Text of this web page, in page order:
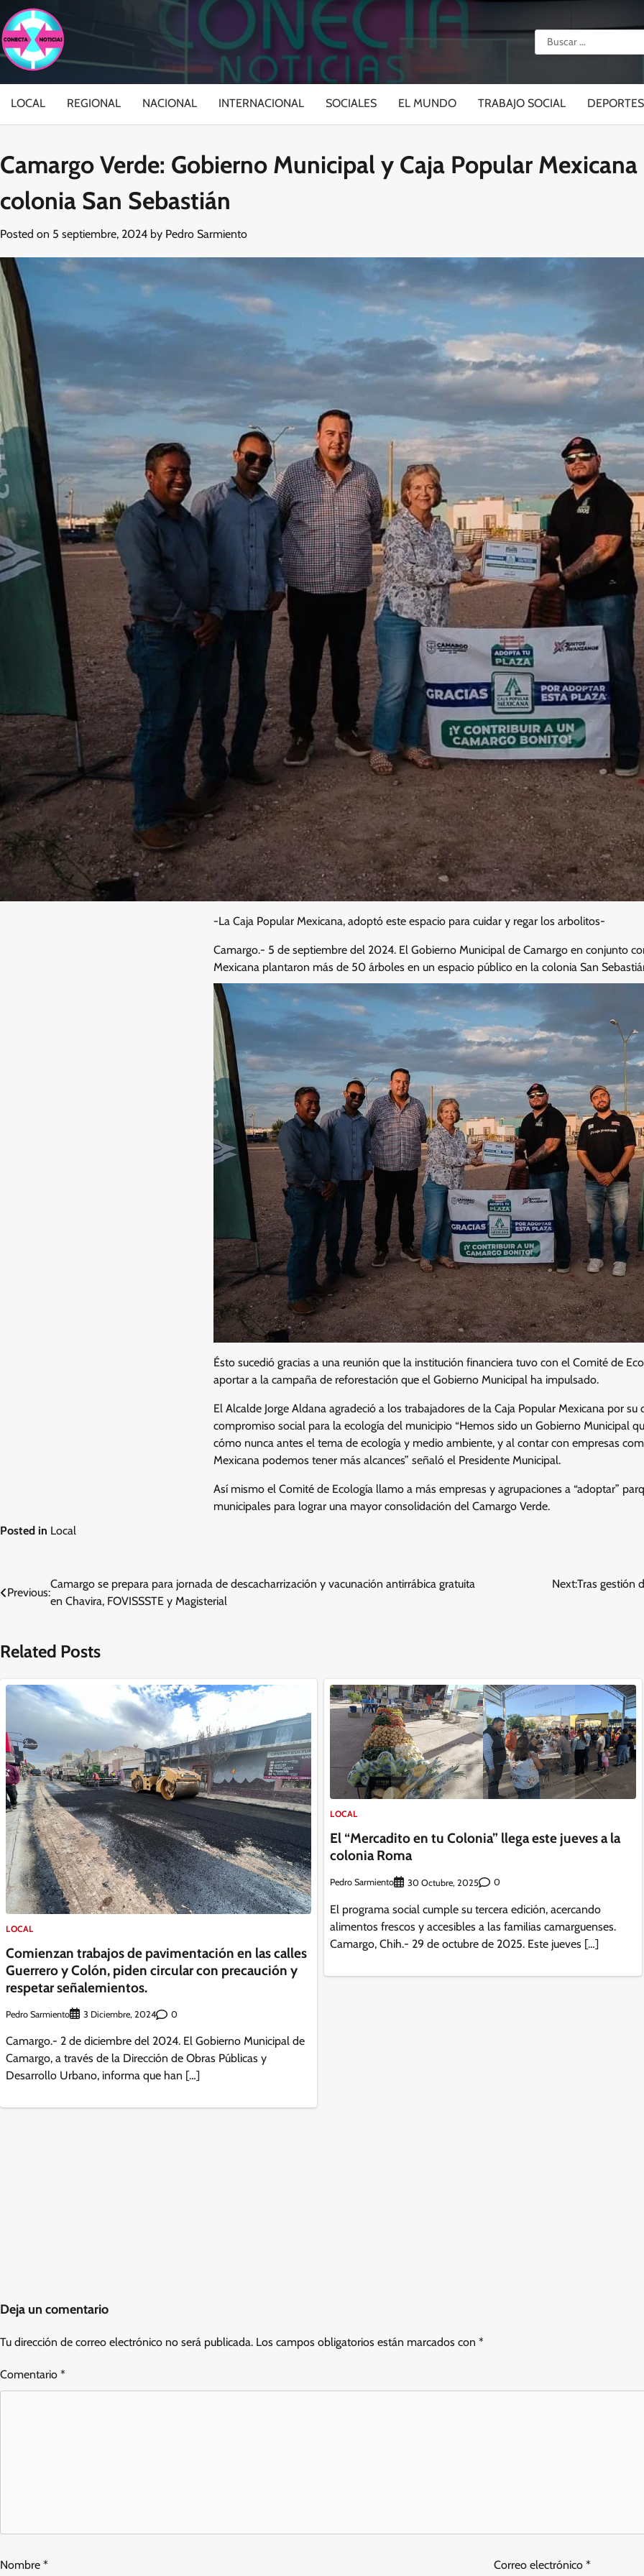
to
content
Buscar:
LOCAL REGIONAL NACIONAL INTERNACIONAL SOCIALES EL MUNDO TRABAJO SOCIAL DEPORTES
Camargo Verde: Gobierno Municipal y Caja Popular
colonia San Sebastián
Posted on 5 septiembre, 2024 by Pedro Sarmiento
-La Caja Popular Mexicana, adoptó este espacio para cuidar y regar los arbolitos-
Camargo.- 5 de septiembre del 2024. El Gobierno Municipal de Camargo en conjunto
Mexicana plantaron más de 50 árboles en un espacio público en la colonia San
Ésto sucedió gracias a una reunión que la institución financiera tuvo con el Comité de
aportar a la campaña de reforestación que el Gobierno Municipal ha impulsado.
El Alcalde Jorge Aldana agradeció a los trabajadores de la Caja Popular Mexicana por su
compromiso social para la ecología del municipio “Hemos sido un Gobierno Municipal
cómo nunca antes el tema de ecología y medio ambiente, y al contar con empresas
Mexicana podemos tener más alcances” señaló el Presidente Municipal.
Así mismo el Comité de Ecología llamo a más empresas y agrupaciones a “adoptar”
municipales para lograr una mayor consolidación del Camargo Verde.
Posted in Local
Navegación
entradas
Previous:
Camargo se prepara para jornada de descacharrización y vacunación antirrábica gratuita
en Chavira, FOVISSSTE y Magisterial
Next:Tras gestión
Related Posts
LOCAL
Comienzan trabajos de pavimentación en las calles
Guerrero y Colón, piden circular con precaución y
respetar señalemientos.
Pedro Sarmiento 3 Diciembre, 2024 0
Camargo.- 2 de diciembre del 2024. El Gobierno Municipal de
Camargo, a través de la Dirección de Obras Públicas y
Desarrollo Urbano, informa que han […]
LOCAL
El “Mercadito en tu Colonia” llega este jueves a la
colonia Roma
Pedro Sarmiento 30 Octubre, 2025 0
El programa social cumple su tercera edición, acercando
alimentos frescos y accesibles a las familias camarguenses.
Camargo, Chih.- 29 de octubre de 2025. Este jueves […]
Deja un comentario
Tu dirección de correo electrónico no será publicada. Los campos obligatorios están marcados con *
Comentario *
Nombre * Correo electrónico *